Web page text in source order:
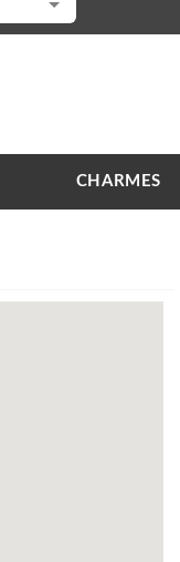
CHARMES